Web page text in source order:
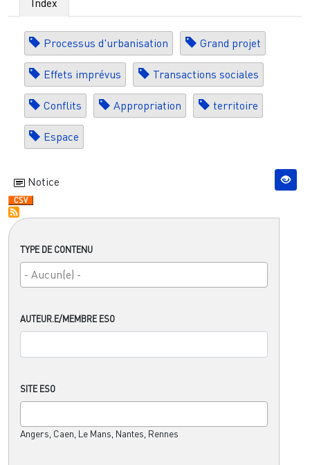
TYPE DE CONTENU
AUTEUR.E/MEMBRE ESO
SITE ESO
Angers, Caen, Le Mans, Nantes, Rennes
Processus d'urbanisation Grand projet
Effets imprévus Transactions sociales
Conflits Appropriation territoire
Espace
Notice